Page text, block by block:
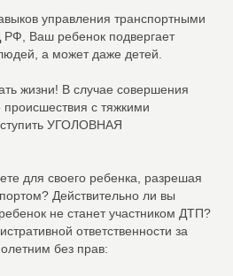
управления транспортными
Ваш ребенок подвергает
а может даже детей.
жизни! В случае совершения
происшествия с тяжкими
УГОЛОВНАЯ
для своего ребенка, разрешая
Действительно ли вы
не станет участником ДТП?
ответственности за
без прав: